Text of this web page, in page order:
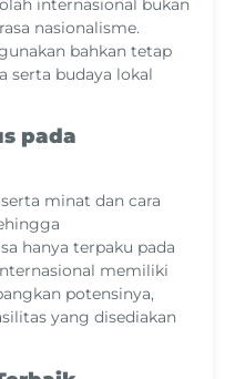
internasional bukan
nasionalisme.
bahkan tetap
serta budaya lokal
pada
minat dan cara
hanya terpaku pada
memiliki
potensinya,
yang disediakan